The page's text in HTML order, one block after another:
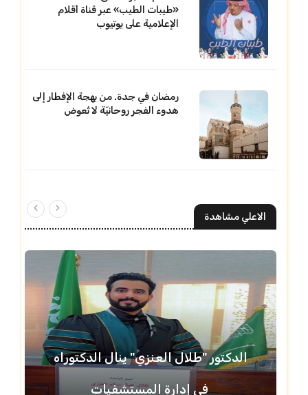
«طيبات الطيب» عبر قناة أقلام
الإعلامية على يوتيوب
رمضان في جدة. من بهجة الإفطار إلى
هدوء الفجر روحانيّة لا تُعوض
الاعلي مشاهدة
الدكتور "طلال العنزي" ينال الدكتوراه
في إدارة المستشفيات